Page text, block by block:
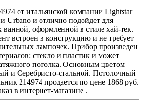
от итальянской компании Lightstar
Urbano и отлично подойдет для
ванной, оформленной в стиле хай-тек.
встроен в конструкцию и не требует
лампочек. Прибор произведен
стекло и пластик и может
потолка. Основным цветом
и Серебристо-стальной. Потолочный
214974 продается по цене 1868 руб.
в интернет-магазине .